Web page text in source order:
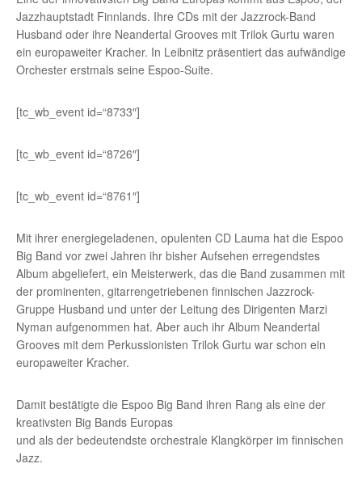
Jazzhauptstadt Finnlands. Ihre CDs mit der Jazzrock-Band
Husband oder ihre Neandertal Grooves mit Trilok Gurtu waren
ein europaweiter Kracher. In Leibnitz präsentiert das aufwändige
Orchester erstmals seine Espoo-Suite.
[tc_wb_event id=“8733″]
[tc_wb_event id=“8726″]
[tc_wb_event id=“8761″]
Mit ihrer energiegeladenen, opulenten CD Lauma hat die Espoo
Big Band vor zwei Jahren ihr bisher Aufsehen erregendstes
Album abgeliefert, ein Meisterwerk, das die Band zusammen mit
der prominenten, gitarrengetriebenen finnischen Jazzrock-
Gruppe Husband und unter der Leitung des Dirigenten Marzi
Nyman aufgenommen hat. Aber auch ihr Album Neandertal
Grooves mit dem Perkussionisten Trilok Gurtu war schon ein
europaweiter Kracher.
Damit bestätigte die Espoo Big Band ihren Rang als eine der
kreativsten Big Bands Europas
und als der bedeutendste orchestrale Klangkörper im finnischen
Jazz.